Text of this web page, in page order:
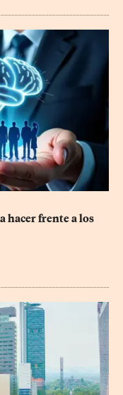
hacer frente a los